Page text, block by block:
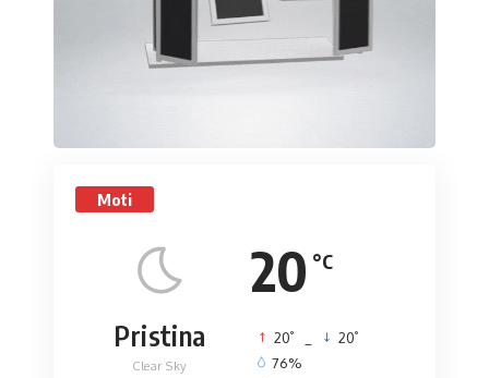
Moti
20 °C
Pristina
Clear Sky
20° 20°
76%